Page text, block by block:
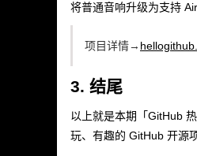
将普通音响升级为支持
项目详情→
3. 结尾
以上就是本期「GitHub
玩、有趣的 GitHub 开源